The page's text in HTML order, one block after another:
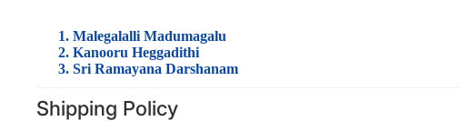
Malegalalli Madumagalu
Kanooru Heggadithi
Sri Ramayana Darshanam
Shipping Policy